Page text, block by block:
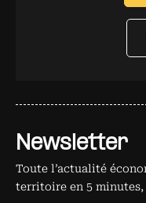
Newsletter
Toute l’actualité
territoire en 5 minutes,